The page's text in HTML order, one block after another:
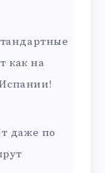
как на
даже по